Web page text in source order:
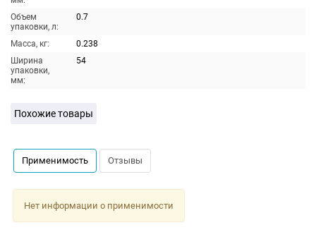
Объем
упаковки, л:
0.7
Масса, кг:
0.238
Ширина
упаковки,
мм:
54
Похожие товары
Применимость Отзывы
Нет информации о применимости